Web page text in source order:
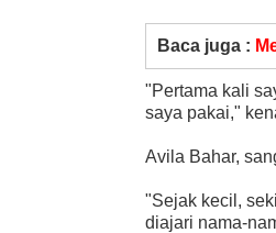
Baca juga :
"Pertama kali
saya pakai,"
Avila Bahar,
"Sejak kecil,
diajari nama-